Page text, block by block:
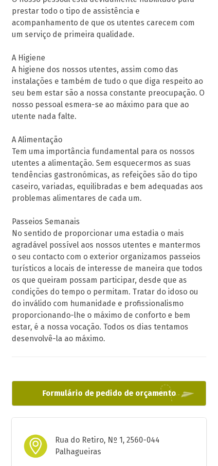
prestar todo o tipo de assistência e
acompanhamento de que os utentes carecem com
um serviço de primeira qualidade.
A Higiene
A higiene dos nossos utentes, assim como das
instalações e também de tudo o que diga respeito ao
seu bem estar são a nossa constante preocupação. O
nosso pessoal esmera-se ao máximo para que ao
utente nada falte.
A Alimentação
Tem uma importância fundamental para os nossos
utentes a alimentação. Sem esquecermos as suas
tendências gastronómicas, as refeições são do tipo
caseiro, variadas, equilibradas e bem adequadas aos
problemas alimentares de cada um.
Passeios Semanais
No sentido de proporcionar uma estadia o mais
agradável possível aos nossos utentes e mantermos
o seu contacto com o exterior organizamos passeios
turísticos a locais de interesse de maneira que todos
os que queiram possam participar, desde que as
condições do tempo o permitam. Tratar do idoso ou
do inválido com humanidade e profissionalismo
proporcionando-lhe o máximo de conforto e bem
estar, é a nossa vocação. Todos os dias tentamos
desenvolvê-la ao máximo.
Formulário de pedido de orçamento
Rua do Retiro, Nº 1, 2560-044
Palhagueiras